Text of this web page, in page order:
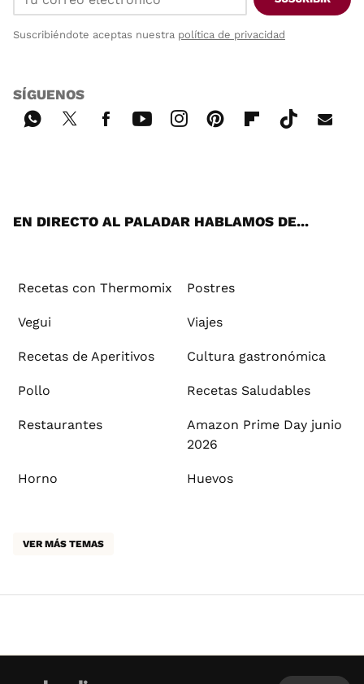
Suscribiéndote aceptas nuestra política de privacidad
SÍGUENOS
EN DIRECTO AL PALADAR HABLAMOS DE...
Recetas con Thermomix Postres
Vegui Viajes
Recetas de Aperitivos Cultura gastronómica
Pollo Recetas Saludables
Restaurantes
Amazon Prime Day junio
2026
Horno Huevos
VER MÁS TEMAS